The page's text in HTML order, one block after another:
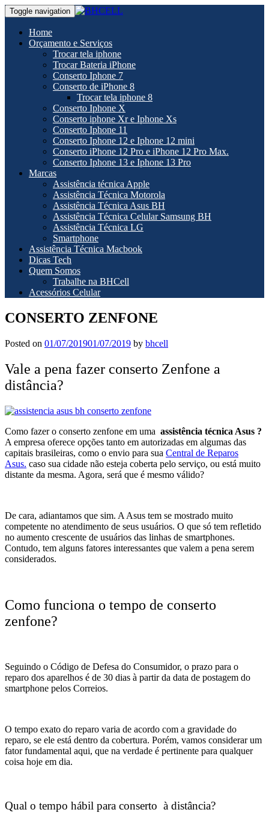
Toggle navigation
Home
Orçamento e Serviços
Trocar tela iphone
Trocar Bateria iPhone
Conserto Iphone 7
Conserto de iPhone 8
Trocar tela iphone 8
Conserto Iphone X
Conserto iphone Xr e Iphone Xs
Conserto Iphone 11
Conserto Iphone 12 e Iphone 12 mini
Conserto iPhone 12 Pro e iPhone 12 Pro Max.
Conserto Iphone 13 e Iphone 13 Pro
Marcas
Assistência técnica Apple
Assistência Técnica Motorola
Assistência Técnica Asus BH
Assistência Técnica Celular Samsung BH
Assistência Técnica LG
Smartphone
Assistência Técnica Macbook
Dicas Tech
Quem Somos
Trabalhe na BHCell
Acessórios Celular
CONSERTO ZENFONE
Posted on 01/07/201901/07/2019 by bhcell
Vale a pena fazer conserto Zenfone a
distância?
Como fazer o conserto zenfone em uma assistência técnica Asus ?
A empresa oferece opções tanto em autorizadas em algumas das
capitais brasileiras, como o envio para sua Central de Reparos
Asus. caso sua cidade não esteja coberta pelo serviço, ou está muito
distante da mesma. Agora, será que é mesmo válido?
De cara, adiantamos que sim. A Asus tem se mostrado muito
competente no atendimento de seus usuários. O que só tem refletido
no aumento crescente de usuários das linhas de smartphones.
Contudo, tem alguns fatores interessantes que valem a pena serem
considerados.
Como funciona o tempo de conserto
zenfone?
Seguindo o Código de Defesa do Consumidor, o prazo para o
reparo dos aparelhos é de 30 dias à partir da data de postagem do
smartphone pelos Correios.
O tempo exato do reparo varia de acordo com a gravidade do
reparo, se ele está dentro da cobertura. Porém, vamos considerar um
fator fundamental aqui, que na verdade é pertinente para qualquer
coisa hoje em dia.
Qual o tempo hábil para conserto à distância?